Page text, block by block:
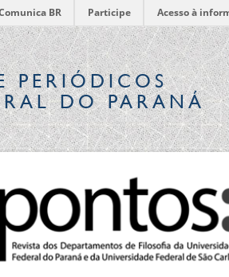
BR Participe Acesso à
PERIÓDICOS
DO PARANÁ